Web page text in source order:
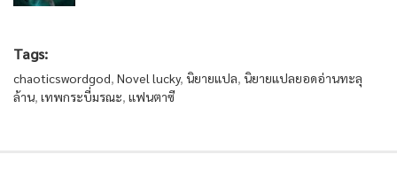
Tags:
chaoticswordgod, Novel lucky, นิยายแปล, นิยายแปลยอดอ่านทะลุ
ล้าน, เทพกระบี่มรณะ, แฟนตาซี